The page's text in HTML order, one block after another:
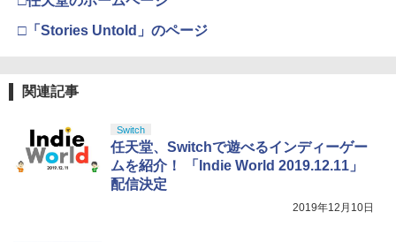
□「Stories Untold」のページ
関連記事
Switch
任天堂、Switchで遊べるインディーゲー
ムを紹介！ 「Indie World 2019.12.11」
配信決定
2019年12月10日